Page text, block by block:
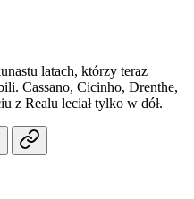
latach, którzy teraz
Cassano, Cicinho, Drenthe,
z Realu leciał tylko w dół.